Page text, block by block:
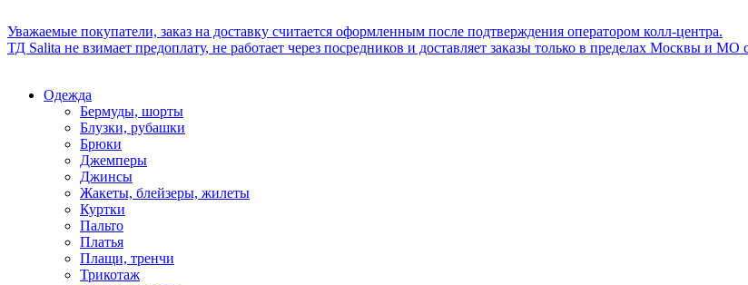
Уважаемые покупатели, заказ на доставку считается оформленным после подтверждения оператором колл-центра.
ТД Salita не взимает предоплату, не работает через посредников и доставляет заказы только в пределах Москвы и
Одежда
Бермуды, шорты
Блузки, рубашки
Брюки
Джемперы
Джинсы
Жакеты, блейзеры, жилеты
Куртки
Пальто
Платья
Плащи, тренчи
Трикотаж